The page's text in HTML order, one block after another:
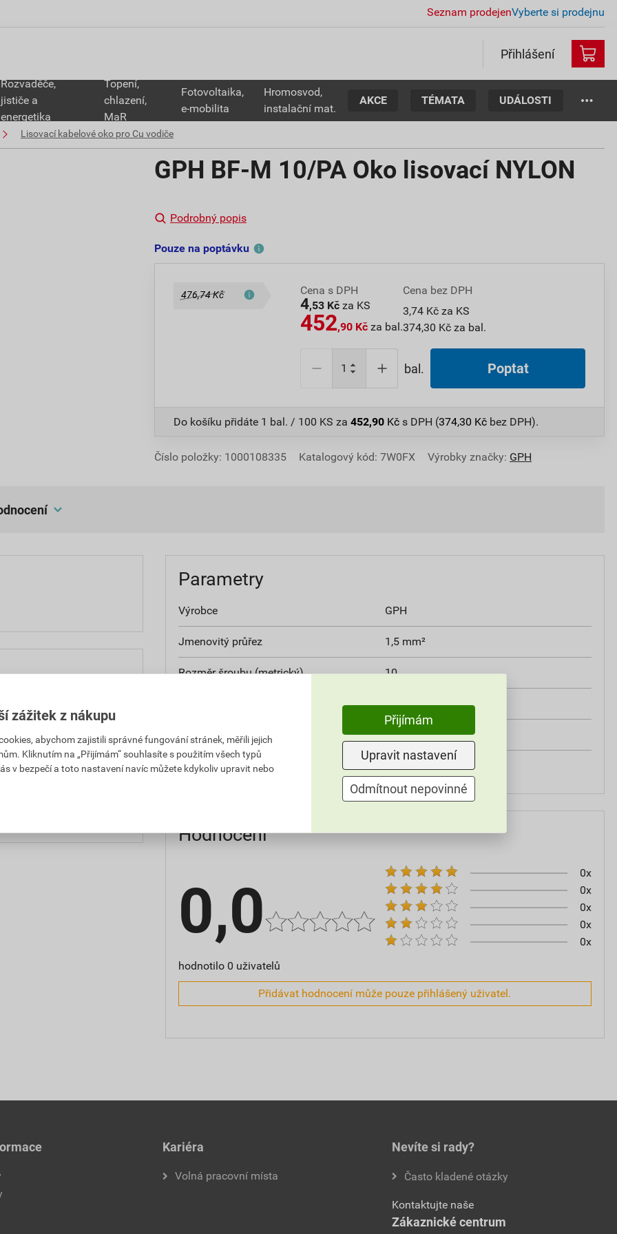
Seznam prodejenVyberte si prodejnu
Přihlášení
Rozvaděče,
jističe a
energetika
Topení,
chlazení,
MaR
Fotovoltaika,
e-mobilita
Hromosvod,
instalační mat.
AKCE TÉMATA UDÁLOSTI
Lisovací kabelové oko pro Cu vodiče
GPH BF-M 10/PA Oko lisovací NYLON
Podrobný popis
Pouze na poptávku
476,74 Kč Cena s DPH
4,53 Kč za KS
452,90 Kč za bal.
Cena bez DPH
3,74 Kč za KS
374,30 Kč za bal.
bal. Poptat
Do košíku přidáte 1 bal. / 100 KS za 452,90 Kč s DPH (374,30 Kč bez DPH).
Číslo položky: 1000108335 Katalogový kód: 7W0FX Výrobky značky: GPH
za bal. s DPH za bal.
Kč
za bal.
475,89 Kč
s DPH za bal.
Parametry
Výrobce GPH
Jmenovitý průřez 1,5 mm²
Rozměr šroubu (metrický) 10
Ne
Tvar příruby Tvar kroužku
Izolované
Hodnocení
0,0
hodnotilo 0 uživatelů
0x
0x
0x
0x
0x
Přidávat hodnocení může pouze přihlášený uživatel.
Kariéra
Volná pracovní místa
Nevíte si rady?
Často kladené otázky
Kontaktujte naše
Zákaznické centrum
zážitek z nákupu
abychom zajistili správné fungování stránek, měřili jejich
Kliknutím na „Přijímám“ souhlasíte s použitím všech typů
v bezpečí a toto nastavení navíc můžete kdykoliv upravit nebo
Přijímám
Upravit nastavení
Odmítnout nepovinné